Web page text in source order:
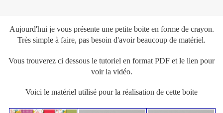
Aujourd'hui je vous présente une petite boite en forme de crayon.
Très simple à faire, pas besoin d'avoir beaucoup de matériel.
Vous trouverez ci dessous le tutoriel en format PDF et le lien pour
voir la vidéo.
Voici le matériel utilisé pour la réalisation de cette boite